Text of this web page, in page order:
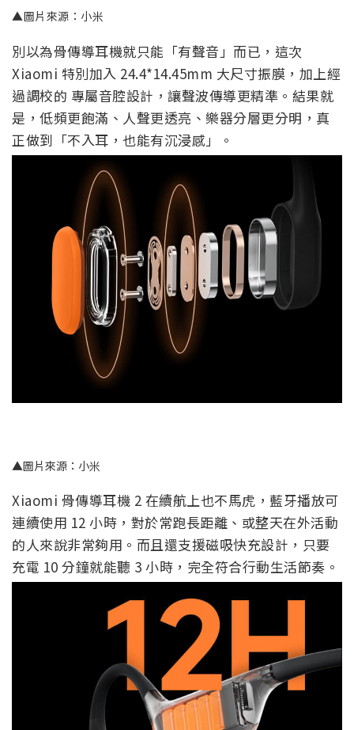
▲圖片來源：小米
別以為骨傳導耳機就只能「有聲音」而已，這次
Xiaomi 特別加入 24.4*14.45mm 大尺寸振膜，加上經
過調校的 專屬音腔設計，讓聲波傳導更精準。結果就
是，低頻更飽滿、人聲更透亮、樂器分層更分明，真
正做到「不入耳，也能有沉浸感」。
▲圖片來源：小米
Xiaomi 骨傳導耳機 2 在續航上也不馬虎，藍牙播放可
連續使用 12 小時，對於常跑長距離、或整天在外活動
的人來說非常夠用。而且還支援磁吸快充設計，只要
充電 10 分鐘就能聽 3 小時，完全符合行動生活節奏。